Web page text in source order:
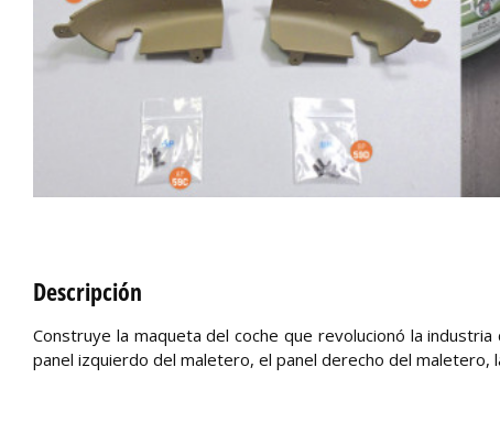
Descripción
Construye la maqueta del coche que revolucionó la
panel izquierdo del maletero, el panel derecho del maletero,